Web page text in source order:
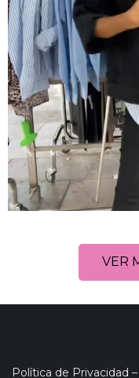
VER
Política de Privacidad –